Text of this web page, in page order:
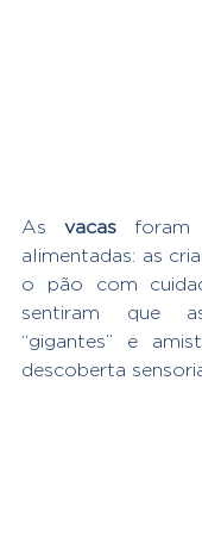
As vacas foram
alimentadas: as
o pão com
sentiram que
“gigantes” e
descoberta